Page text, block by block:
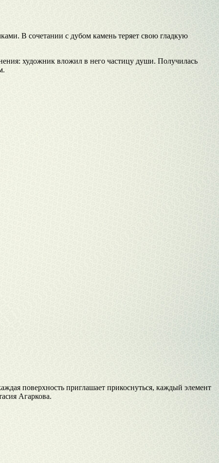
В сочетании с дубом камень теряет свою гладкую
художник вложил в него частицу души. Получилась
поверхность приглашает прикоснуться, каждый элемент
Агаркова.